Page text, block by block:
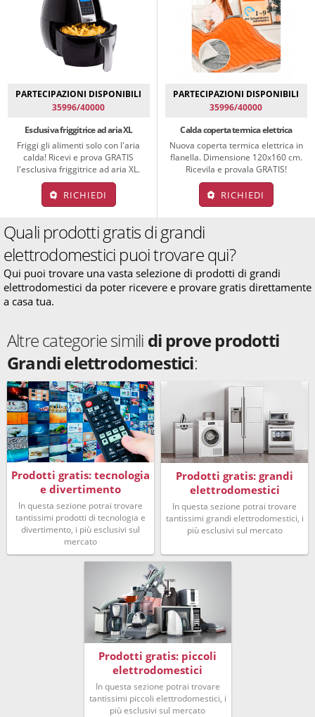
PARTECIPAZIONI DISPONIBILI
35996/40000
Esclusiva friggitrice ad aria XL
Friggi gli alimenti solo con l'aria
calda! Ricevi e prova GRATIS
l'esclusiva friggitrice ad aria XL.
RICHIEDI
PARTECIPAZIONI DISPONIBILI
35996/40000
Calda coperta termica elettrica
Nuova coperta termica elettrica in
flanella. Dimensione 120x160 cm.
Ricevila e provala GRATIS!
RICHIEDI
Quali prodotti gratis di grandi
elettrodomestici puoi trovare qui?
Qui puoi trovare una vasta selezione di prodotti di grandi
elettrodomestici da poter ricevere e provare gratis direttamente
a casa tua.
Altre categorie simili di prove prodotti
Grandi elettrodomestici:
Prodotti gratis: tecnologia
e divertimento
In questa sezione potrai trovare
tantissimi prodotti di tecnologia e
divertimento, i più esclusivi sul
mercato
Prodotti gratis: grandi
elettrodomestici
In questa sezione potrai trovare
tantissimi grandi elettrodomestici, i
più esclusivi sul mercato
Prodotti gratis: piccoli
elettrodomestici
In questa sezione potrai trovare
tantissimi piccoli elettrodomestici, i
più esclusivi sul mercato